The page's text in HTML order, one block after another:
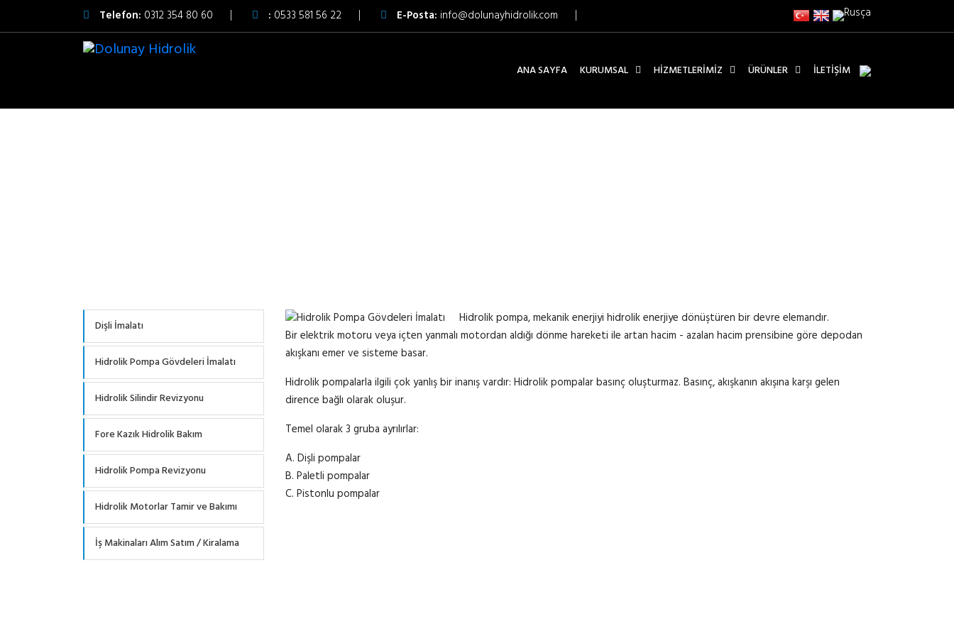
Telefon: 0312 354 80 60 : 0533 581 56 22 E-Posta: info@dolunayhidrolik.com
ANA SAYFA KURUMSAL HIZMETLERIMIZ ÜRÜNLER İLETIŞIM
Dişli İmalatı
Hidrolik Pompa Gövdeleri İmalatı
Hidrolik Silindir Revizyonu
Fore Kazık Hidrolik Bakım
Hidrolik Pompa Revizyonu
Hidrolik Motorlar Tamir ve Bakımı
İş Makinaları Alım Satım / Kiralama
Hidrolik pompa, mekanik enerjiyi hidrolik enerjiye dönüştüren bir devre elemandır.
Bir elektrik motoru veya içten yanmalı motordan aldığı dönme hareketi ile artan hacim - azalan hacim prensibine göre depodan
akışkanı emer ve sisteme basar.
Hidrolik pompalarla ilgili çok yanlış bir inanış vardır: Hidrolik pompalar basınç oluşturmaz. Basınç, akışkanın akışına karşı gelen
dirence bağlı olarak oluşur.
Temel olarak 3 gruba ayrılırlar:
A. Dişli pompalar
B. Paletli pompalar
C. Pistonlu pompalar